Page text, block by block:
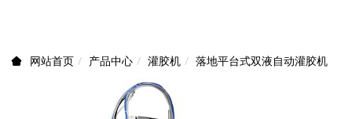
网站首页 产品中心 灌胶机 落地平台式双液自动灌胶机